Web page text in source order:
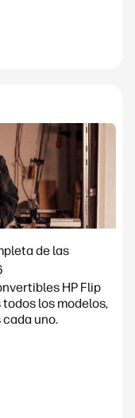
de las
HP Flip
los modelos,
uno.